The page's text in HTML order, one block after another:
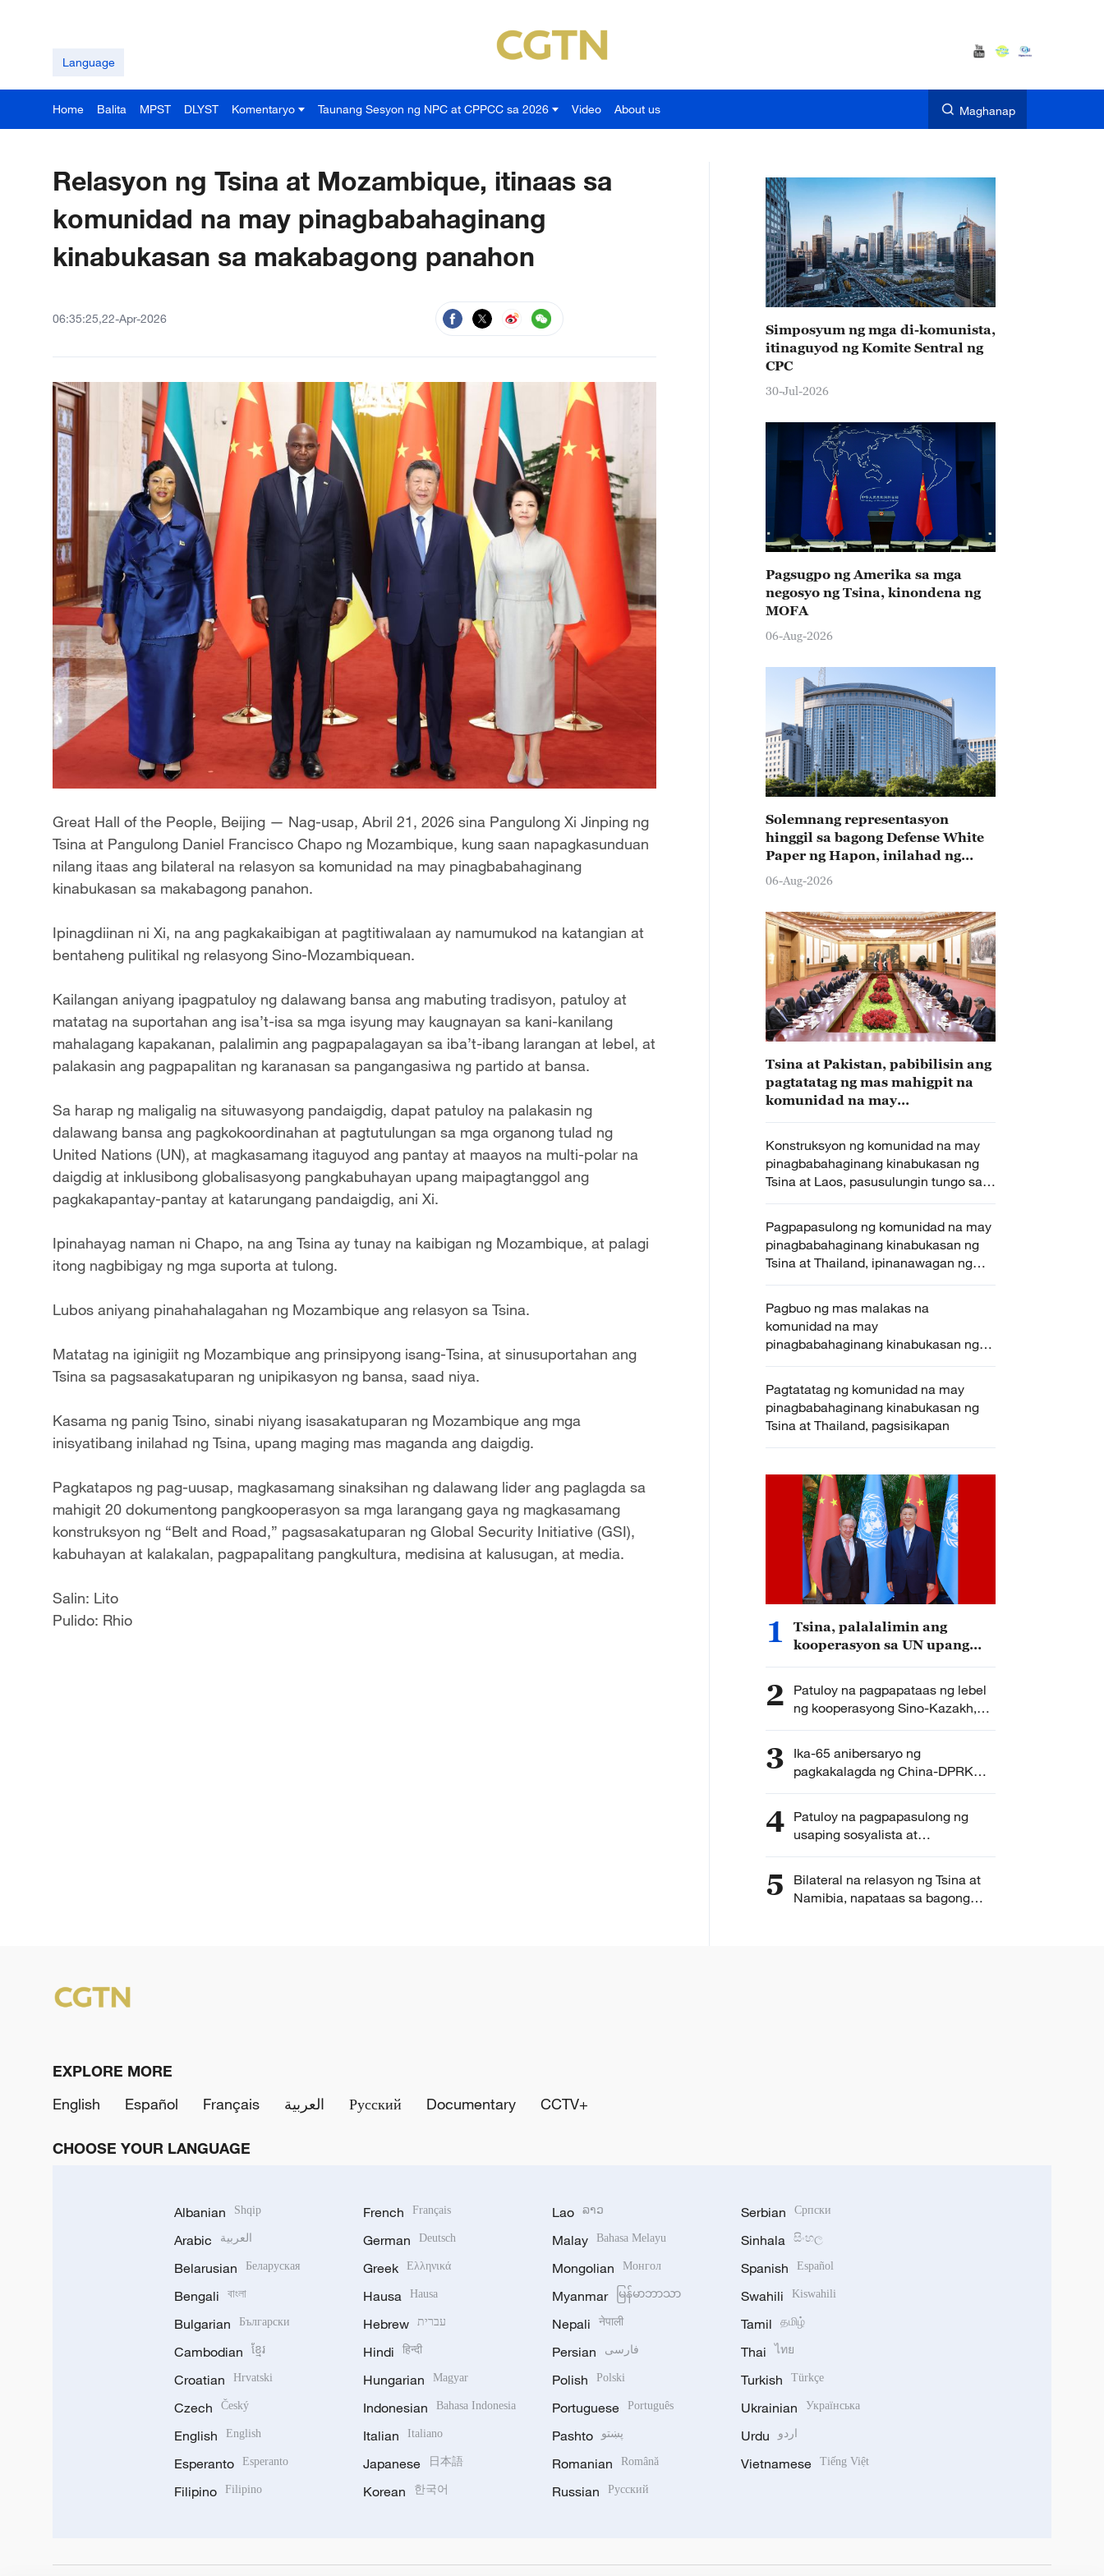
Language
Home Balita MPST DLYST Komentaryo Taunang Sesyon ng NPC at CPPCC sa 2026 Video About us Maghanap
Relasyon ng Tsina at Mozambique, itinaas sa
komunidad na may pinagbabahaginang
kinabukasan sa makabagong panahon
06:35:25,22-Apr-2026
Great Hall of the People, Beijing — Nag-usap, Abril 21, 2026 sina Pangulong Xi Jinping ng
Tsina at Pangulong Daniel Francisco Chapo ng Mozambique, kung saan napagkasunduan
nilang itaas ang bilateral na relasyon sa komunidad na may pinagbabahaginang
kinabukasan sa makabagong panahon.
Ipinagdiinan ni Xi, na ang pagkakaibigan at pagtitiwalaan ay namumukod na katangian at
bentaheng pulitikal ng relasyong Sino-Mozambiquean.
Kailangan aniyang ipagpatuloy ng dalawang bansa ang mabuting tradisyon, patuloy at
matatag na suportahan ang isa’t-isa sa mga isyung may kaugnayan sa kani-kanilang
mahalagang kapakanan, palalimin ang pagpapalagayan sa iba’t-ibang larangan at lebel, at
palakasin ang pagpapalitan ng karanasan sa pangangasiwa ng partido at bansa.
Sa harap ng maligalig na situwasyong pandaigdig, dapat patuloy na palakasin ng
dalawang bansa ang pagkokoordinahan at pagtutulungan sa mga organong tulad ng
United Nations (UN), at magkasamang itaguyod ang pantay at maayos na multi-polar na
daigdig at inklusibong globalisasyong pangkabuhayan upang maipagtanggol ang
pagkakapantay-pantay at katarungang pandaigdig, ani Xi.
Ipinahayag naman ni Chapo, na ang Tsina ay tunay na kaibigan ng Mozambique, at palagi
itong nagbibigay ng mga suporta at tulong.
Lubos aniyang pinahahalagahan ng Mozambique ang relasyon sa Tsina.
Matatag na iginigiit ng Mozambique ang prinsipyong isang-Tsina, at sinusuportahan ang
Tsina sa pagsasakatuparan ng unipikasyon ng bansa, saad niya.
Kasama ng panig Tsino, sinabi niyang isasakatuparan ng Mozambique ang mga
inisyatibang inilahad ng Tsina, upang maging mas maganda ang daigdig.
Pagkatapos ng pag-uusap, magkasamang sinaksihan ng dalawang lider ang paglagda sa
mahigit 20 dokumentong pangkooperasyon sa mga larangang gaya ng magkasamang
konstruksyon ng “Belt and Road,” pagsasakatuparan ng Global Security Initiative (GSI),
kabuhayan at kalakalan, pagpapalitang pangkultura, medisina at kalusugan, at media.
Salin: Lito
Pulido: Rhio
Simposyum ng mga di-komunista,
itinaguyod ng Komite Sentral ng
CPC
30-Jul-2026
Pagsugpo ng Amerika sa mga
negosyo ng Tsina, kinondena ng
MOFA
06-Aug-2026
Solemnang representasyon
hinggil sa bagong Defense White
Paper ng Hapon, inilahad ng
Tsina
06-Aug-2026
Tsina at Pakistan, pabibilisin ang
pagtatatag ng mas mahigpit na
komunidad na may
Konstruksyon ng komunidad na may
pinagbabahaginang kinabukasan ng
Tsina at Laos, pasusulungin tungo sa
mas mataas na pamantayan at lebel
Pagpapasulong ng komunidad na may
pinagbabahaginang kinabukasan ng
Tsina at Thailand, ipinanawagan ng
pangulong Tsino
Pagbuo ng mas malakas na
komunidad na may
pinagbabahaginang kinabukasan ng
Tsina at ASEAN, isusulong
Pagtatatag ng komunidad na may
pinagbabahaginang kinabukasan ng
Tsina at Thailand, pagsisikapan
1
Tsina, palalalimin ang
kooperasyon sa UN upang
pangkapayapaan at
pangkaunlaran
2
Patuloy na pagpapataas ng lebel
ng kooperasyong Sino-Kazakh,
ipinanawagan ni Pangulong Xi
3
Ika-65 anibersaryo ng
pagkakalagda ng China-DPRK
Treaty of Friendship, Cooperation
nina Xi at Kim
4 Patuloy na pagpapasulong ng
usaping sosyalista at
modernisasyon ng Tsina at DPRK,
Jinping ng Tsina
5
Bilateral na relasyon ng Tsina at
Namibia, napataas sa bagong
EXPLORE MORE
English
Español Français العربية Русский Documentary CCTV+
CHOOSE YOUR LANGUAGE
Albanian Shqip
Arabic العربية
Belarusian Беларуская
Bengali বাংলা
Bulgarian Български
Cambodian ខ្មែរ
Croatian Hrvatski
Czech Český
English English
Esperanto Esperanto
Filipino Filipino
French Français
German Deutsch
Greek Ελληνικά
Hausa Hausa
Hebrew עברית
Hindi हिन्दी
Hungarian Magyar
Indonesian Bahasa Indonesia
Italian Italiano
Japanese 日本語
Korean 한국어
Lao ລາວ
Malay Bahasa Melayu
Mongolian Монгол
Myanmar မြန်မာဘာသာ
Nepali नेपाली
Persian فارسی
Polish Polski
Portuguese Português
Pashto پښتو
Romanian Română
Russian Русский
Serbian Српски
Sinhala සිංහල
Spanish Español
Swahili Kiswahili
Tamil தமிழ்
Thai ไทย
Turkish Türkçe
Ukrainian Українська
Urdu اردو
Vietnamese Tiếng Việt